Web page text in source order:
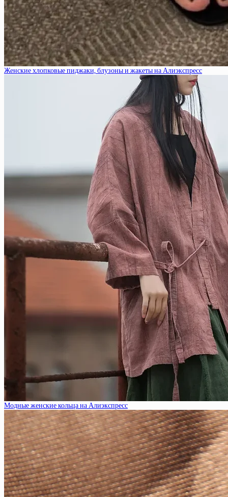
Женские хлопковые пиджаки, блузоны и жакеты на Алиэкспресс
Модные женские кольца на Алиэкспресс